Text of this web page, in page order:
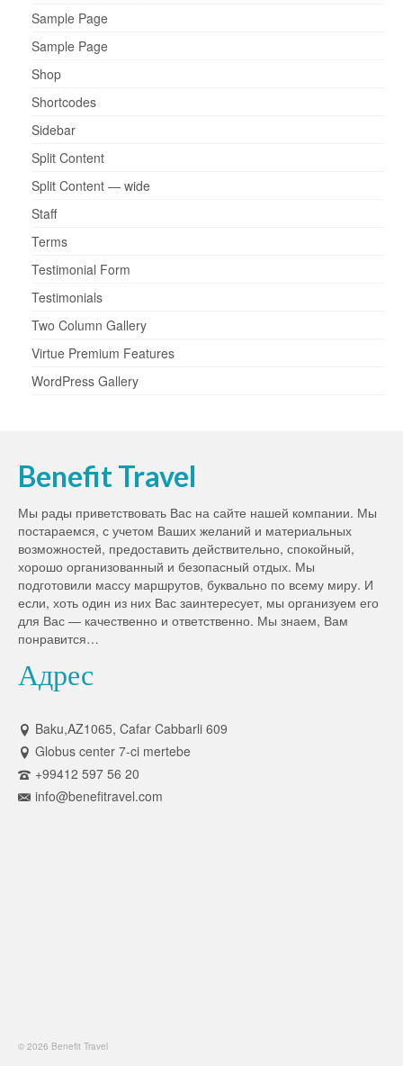
Sample Page
Sample Page
Shop
Shortcodes
Sidebar
Split Content
Split Content — wide
Staff
Terms
Testimonial Form
Testimonials
Two Column Gallery
Virtue Premium Features
WordPress Gallery
Benefit Travel
Мы рады приветствовать Вас на сайте нашей компании. Мы
постараемся, с учетом Ваших желаний и материальных
возможностей, предоставить действительно, спокойный,
хорошо организованный и безопасный отдых. Мы
подготовили массу маршрутов, буквально по всему миру. И
если, хоть один из них Вас заинтересует, мы организуем его
для Вас — качественно и ответственно. Мы знаем, Вам
понравится…
Адрес
Baku,AZ1065, Cafar Cabbarli 609
Globus center 7-ci mertebe
+99412 597 56 20
info@benefitravel.com
© 2026 Benefit Travel